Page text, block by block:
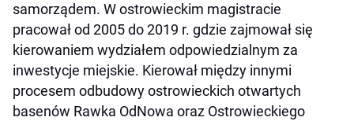
samorządem. W ostrowieckim magistracie
pracował od 2005 do 2019 r. gdzie zajmował się
kierowaniem wydziałem odpowiedzialnym za
inwestycje miejskie. Kierował między innymi
procesem odbudowy ostrowieckich otwartych
basenów Rawka OdNowa oraz Ostrowieckiego